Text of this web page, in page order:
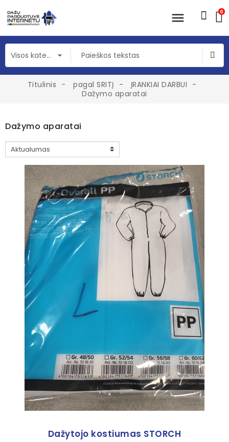
0
Titulinis pagal SRITĮ
ĮRANKIAI DARBUI
Dažymo aparatai
Dažymo aparatai
Dažytojo kostiumas STORCH